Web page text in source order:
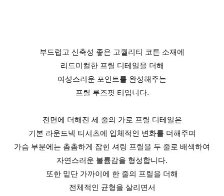
부드럽고 신축성 좋은 고퀄리티 코튼 소재에
리드미컬한 프릴 디테일을 더해
여성스러운 포인트를 완성해주는
프릴 루즈핏 티입니다.
전면에 더해진 세 줄의 가로 프릴 디테일은
기본 라운드넥 티셔츠에 입체적인 변화를 더해주며
가슴 부분에는 촘촘하게 잡힌 셔링 프릴을 두 줄로 배색하여
자연스러운 볼륨감을 형성합니다.
또한 밑단 가까이에 한 줄의 프릴을 더해
전체적인 균형을 살리면서